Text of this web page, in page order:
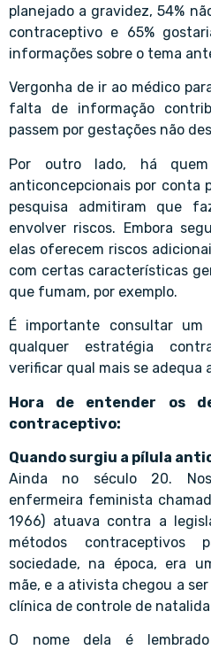
planejado a gravidez, 54%
contraceptivo e 65%
informações sobre o tema
Vergonha de ir ao médico
falta de informação
passem por gestações não
Por outro lado, há
anticoncepcionais por conta
pesquisa admitiram que
envolver riscos. Embora
elas oferecem riscos
com certas características
que fumam, por exemplo.
É importante consultar
qualquer estratégia
verificar qual mais se adequa
Hora de entender os
contraceptivo:
Quando surgiu a pílula
Ainda no século 20.
enfermeira feminista
1966) atuava contra a
métodos contraceptivos
sociedade, na época, era
mãe, e a ativista chegou a
clínica de controle de
O nome dela é